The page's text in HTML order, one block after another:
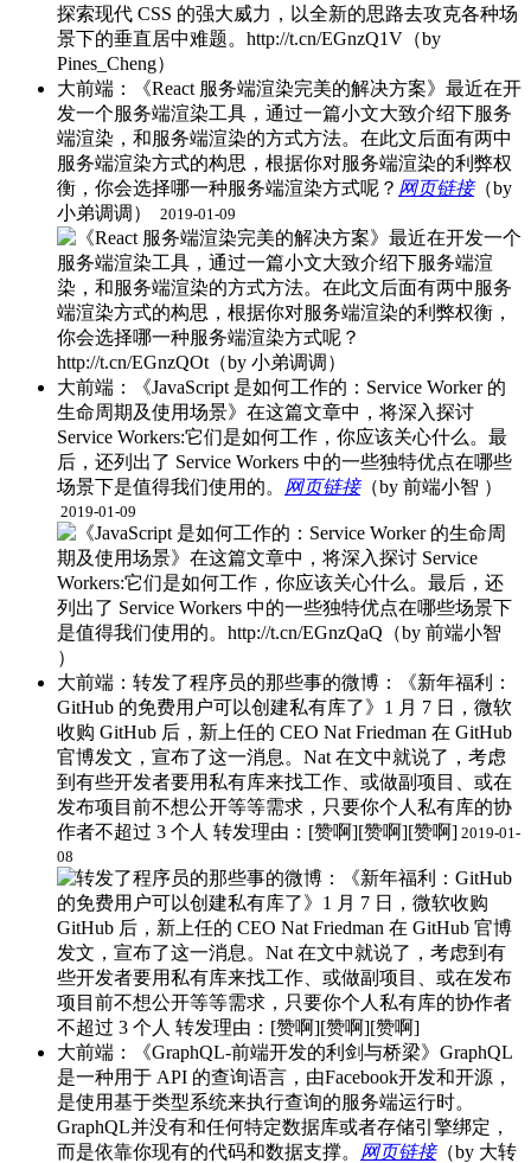
大前端：《React 服务端渲染完美的解决方案》最近在开
发一个服务端渲染工具，通过一篇小文大致介绍下服务
端渲染，和服务端渲染的方式方法。在此文后面有两中
服务端渲染方式的构思，根据你对服务端渲染的利弊权
衡，你会选择哪一种服务端渲染方式呢？ 网页链接（by
小弟调调） ​
2019-01-09
大前端：《JavaScript 是如何工作的：Service Worker 的
生命周期及使用场景》在这篇文章中，将深入探讨
Service Workers:它们是如何工作，你应该关心什么。最
后，还列出了 Service Workers 中的一些独特优点在哪些
场景下是值得我们使用的。 网页链接（by 前端小智 ） ​
2019-01-09
大前端：转发了程序员的那些事的微博：《新年福利：
GitHub 的免费用户可以创建私有库了》1 月 7 日，微软
收购 GitHub 后，新上任的 CEO Nat Friedman 在 GitHub
官博发文，宣布了这一消息。Nat 在文中就说了，考虑
到有些开发者要用私有库来找工作、或做副项目、或在
发布项目前不想公开等等需求，只要你个人私有库的协
作者不超过 3 个人 ​转发理由：[赞啊][赞啊][赞啊] 2019-01-
08
大前端：《GraphQL-前端开发的利剑与桥梁》GraphQL
是一种用于 API 的查询语言，由Facebook开发和开源，
是使用基于类型系统来执行查询的服务端运行时。
GraphQL并没有和任何特定数据库或者存储引擎绑定，
而是依靠你现有的代码和数据支撑。 网页链接（by 大转